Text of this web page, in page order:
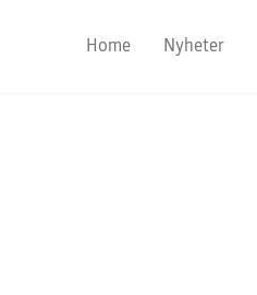
Home Nyheter